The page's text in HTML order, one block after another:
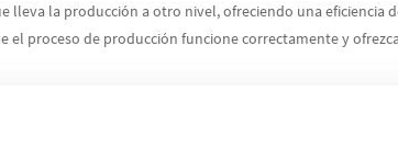
lleva la producción a otro nivel, ofreciendo una eficiencia
el proceso de producción funcione correctamente y